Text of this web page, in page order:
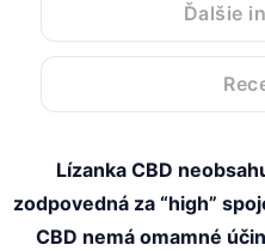
Ďalšie
Lízanka CBD
zodpovedná za “high”
CBD nemá omamné